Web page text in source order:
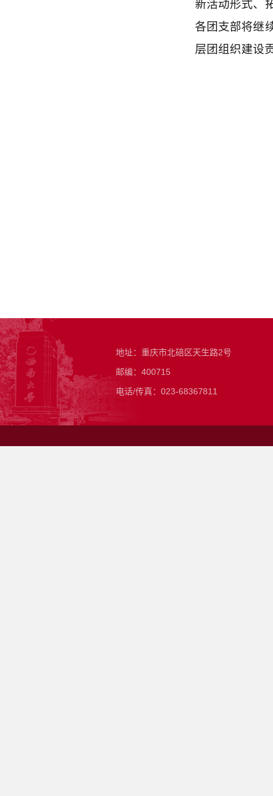
新活动形式、
各团支部将继
层团组织建设
地址：重庆市北碚区天生路2号
邮编：400715
电话/传真：023-68367811